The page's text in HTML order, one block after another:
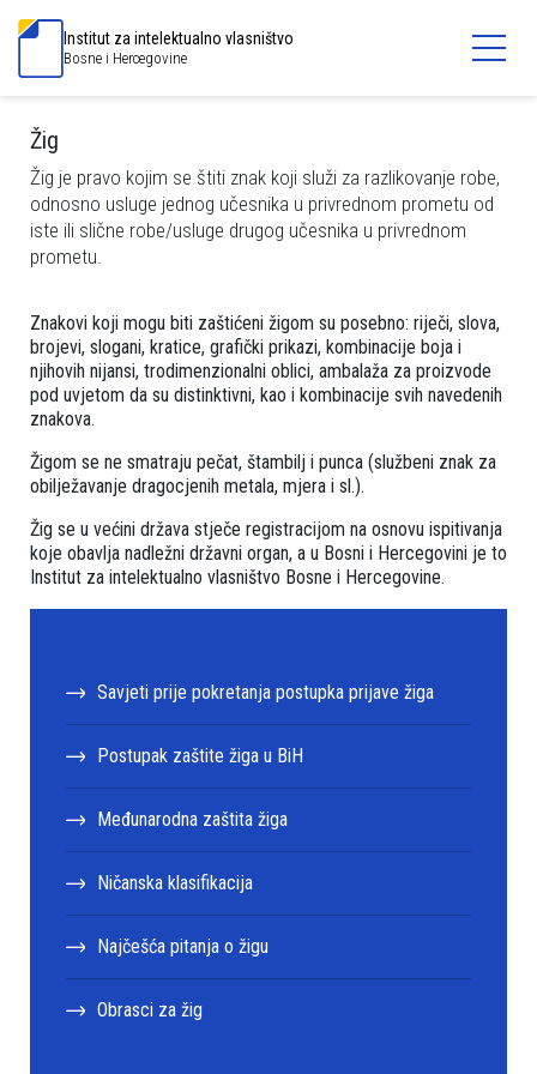
Institut za intelektualno vlasništvo
Bosne i Hercegovine
Žig
Žig je pravo kojim se štiti znak koji služi za razlikovanje robe,
odnosno usluge jednog učesnika u privrednom prometu od
iste ili slične robe/usluge drugog učesnika u privrednom
prometu.
Znakovi koji mogu biti zaštićeni žigom su posebno: riječi, slova,
brojevi, slogani, kratice, grafički prikazi, kombinacije boja i
njihovih nijansi, trodimenzionalni oblici, ambalaža za proizvode
pod uvjetom da su distinktivni, kao i kombinacije svih navedenih
znakova.
Žigom se ne smatraju pečat, štambilj i punca (službeni znak za
obilježavanje dragocjenih metala, mjera i sl.).
Žig se u većini država stječe registracijom na osnovu ispitivanja
koje obavlja nadležni državni organ, a u Bosni i Hercegovini je to
Institut za intelektualno vlasništvo Bosne i Hercegovine.
Savjeti prije pokretanja postupka prijave žiga
Postupak zaštite žiga u BiH
Međunarodna zaštita žiga
Ničanska klasifikacija
Najčešća pitanja o žigu
Obrasci za žig